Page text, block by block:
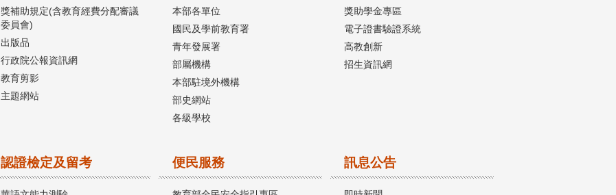
獎補助規定(含教育經費分配審議
委員會)
出版品
行政院公報資訊網
教育剪影
主題網站
本部各單位
國民及學前教育署
青年發展署
部屬機構
本部駐境外機構
部史網站
各級學校
獎助學金專區
電子證書驗證系統
高教創新
招生資訊網
認證檢定及留考 便民服務 訊息公告